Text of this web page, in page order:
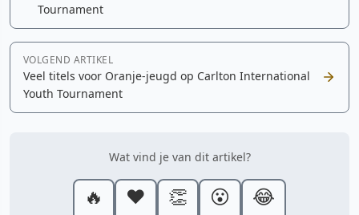
Tournament
VOLGEND ARTIKEL
Veel titels voor Oranje-jeugd op Carlton International
Youth Tournament
Wat vind je van dit artikel?
🔥 ❤️ 👏 😮 😂